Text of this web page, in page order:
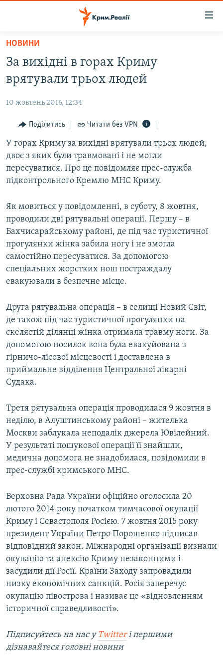
Перейти
основного
матеріалу
Перейти
до
навігації
Перейти
до
пошуку
ВОДА.КРИМ
ВІДЕО ТА ФОТО
ПОЛІТИКА
БЛОГИ
ПОГЛЯД
ІНТЕРВ'Ю
ВСЕ ЗА ДЕНЬ
ВІДЕОУРОКИ «ELIFBE»
СВІДЧЕННЯ ОКУПАЦІЇ
УКРАЇНСЬКА ПРОБЛЕМА КРИМУ
ІНФОГРАФІКА
ЯК ОБІЙТИ БЛОКУВАННЯ
Русский
Qırımtatar
ДОЛУЧАЙСЯ!
Усі сайти RFE/RL
НОВИНИ
За вихідні в горах Криму
врятували трьох людей
10 жовтень 2016, 12:34
Поділитись Читати без VPN
У горах Криму за вихідні врятували трьох людей,
двоє з яких були травмовані і не могли
пересуватися. Про це повідомляє прес-служба
підконтрольного Кремлю МНС Криму.
Як мовиться у повідомленні, в суботу, 8 жовтня,
проводили дві рятувальні операції. Першу – в
Бахчисарайському районі, де під час туристичної
прогулянки жінка забила ногу і не змогла
самостійно пересуватися. За допомогою
спеціальних жорстких нош постраждалу
евакуювали в безпечне місце.
Друга рятувальна операція – в селищі Новий Світ,
де також під час туристичної прогулянки на
скелястій ділянці жінка отримала травму ноги. За
допомогою носилок вона була евакуйована з
гірничо-лісової місцевості і доставлена в
приймальне відділення Центральної лікарні
Судака.
Третя рятувальна операція проводилася 9 жовтня в
неділю, в Алуштинському районі – жителька
Москви заблукала неподалік джерела Ювілейний.
У результаті пошукової операції її знайшли,
медична допомога не знадобилася, повідомили в
прес-службі кримського МНС.
Верховна Рада України офіційно оголосила 20
лютого 2014 року початком тимчасової окупації
Криму і Севастополя Росією. 7 жовтня 2015 року
президент України Петро Порошенко підписав
відповідний закон. Міжнародні організації визнали
окупацію та анексію Криму незаконними і
засудили дії Росії. Країни Заходу запровадили
низку економічних санкцій. Росія заперечує
окупацію півострова і називає це «відновленням
історичної справедливості».
Підписуйтесь на наc у Twitterі першими
дізнавайтеся головні новини